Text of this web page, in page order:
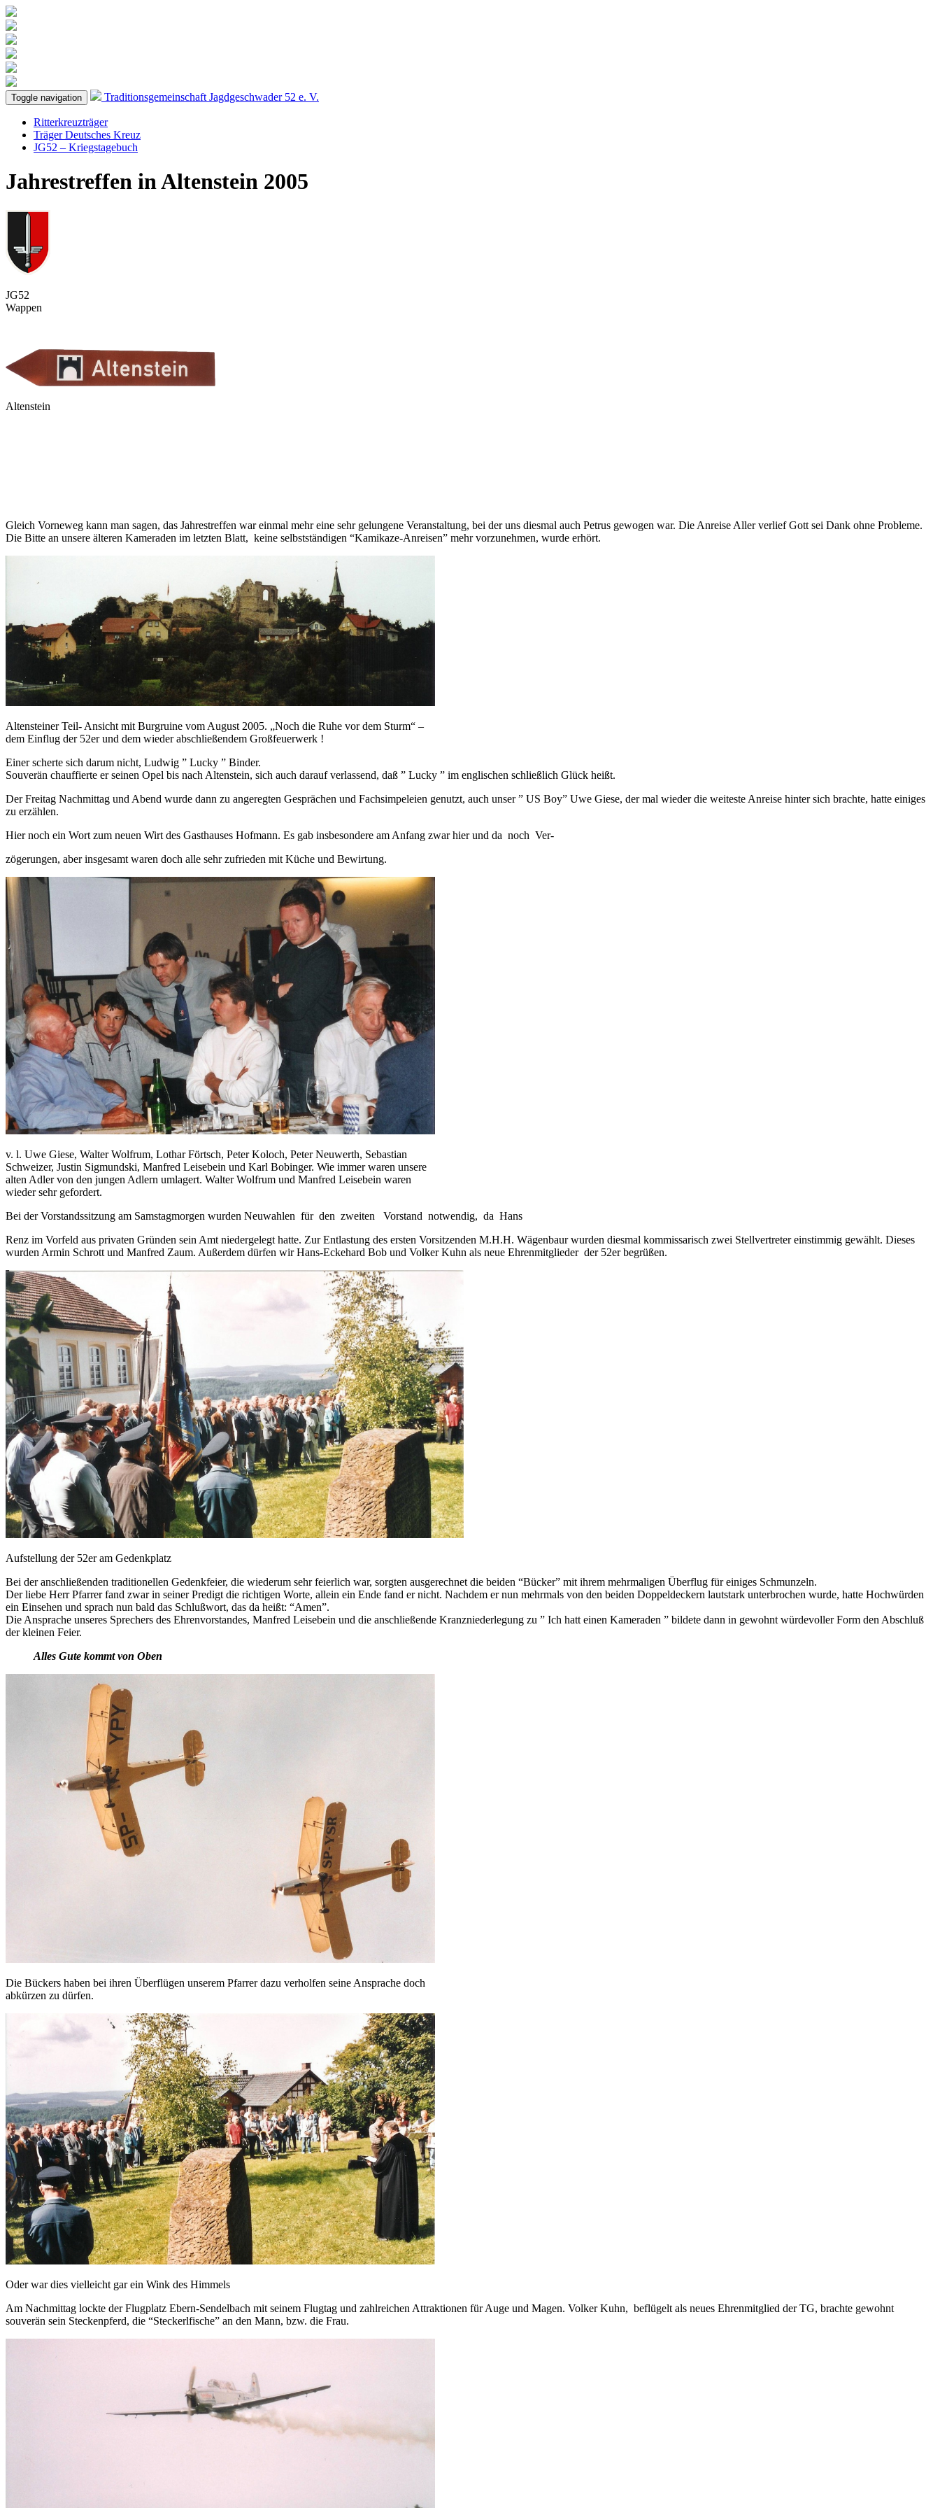
Toggle navigation Traditionsgemeinschaft Jagdgeschwader 52 e. V.
Ritterkreuzträger
Träger Deutsches Kreuz
JG52 – Kriegstagebuch
Jahrestreffen in Altenstein 2005
JG52
Wappen
Altenstein
Gleich Vorneweg kann man sagen, das Jahrestreffen war einmal mehr eine sehr gelungene Veranstaltung, bei der uns diesmal auch Petrus gewogen war. Die Anreise Aller verlief Gott sei Dank ohne Probleme.
Die Bitte an unsere älteren Kameraden im letzten Blatt, keine selbstständigen “Kamikaze-Anreisen” mehr vorzunehmen, wurde erhört.
Altensteiner Teil- Ansicht mit Burgruine vom August 2005. „Noch die Ruhe vor dem Sturm“ –
dem Einflug der 52er und dem wieder abschließendem Großfeuerwerk !
Einer scherte sich darum nicht, Ludwig ” Lucky ” Binder.
Souverän chauffierte er seinen Opel bis nach Altenstein, sich auch darauf verlassend, daß ” Lucky ” im englischen schließlich Glück heißt.
Der Freitag Nachmittag und Abend wurde dann zu angeregten Gesprächen und Fachsimpeleien genutzt, auch unser ” US Boy” Uwe Giese, der mal wieder die weiteste Anreise hinter sich brachte, hatte einiges
zu erzählen.
Hier noch ein Wort zum neuen Wirt des Gasthauses Hofmann. Es gab insbesondere am Anfang zwar hier und da noch Ver-
zögerungen, aber insgesamt waren doch alle sehr zufrieden mit Küche und Bewirtung.
v. l. Uwe Giese, Walter Wolfrum, Lothar Förtsch, Peter Koloch, Peter Neuwerth, Sebastian
Schweizer, Justin Sigmundski, Manfred Leisebein und Karl Bobinger. Wie immer waren unsere
alten Adler von den jungen Adlern umlagert. Walter Wolfrum und Manfred Leisebein waren
wieder sehr gefordert.
Bei der Vorstandssitzung am Samstagmorgen wurden Neuwahlen für den zweiten Vorstand notwendig, da Hans
Renz im Vorfeld aus privaten Gründen sein Amt niedergelegt hatte. Zur Entlastung des ersten Vorsitzenden M.H.H. Wägenbaur wurden diesmal kommissarisch zwei Stellvertreter einstimmig gewählt. Dieses
wurden Armin Schrott und Manfred Zaum. Außerdem dürfen wir Hans-Eckehard Bob und Volker Kuhn als neue Ehrenmitglieder der 52er begrüßen.
Aufstellung der 52er am Gedenkplatz
Bei der anschließenden traditionellen Gedenkfeier, die wiederum sehr feierlich war, sorgten ausgerechnet die beiden “Bücker” mit ihrem mehrmaligen Überflug für einiges Schmunzeln.
Der liebe Herr Pfarrer fand zwar in seiner Predigt die richtigen Worte, allein ein Ende fand er nicht. Nachdem er nun mehrmals von den beiden Doppeldeckern lautstark unterbrochen wurde, hatte Hochwürden
ein Einsehen und sprach nun bald das Schlußwort, das da heißt: “Amen”.
Die Ansprache unseres Sprechers des Ehrenvorstandes, Manfred Leisebein und die anschließende Kranzniederlegung zu ” Ich hatt einen Kameraden ” bildete dann in gewohnt würdevoller Form den Abschluß
der kleinen Feier.
Alles Gute kommt von Oben
Die Bückers haben bei ihren Überflügen unserem Pfarrer dazu verholfen seine Ansprache doch
abkürzen zu dürfen.
Oder war dies vielleicht gar ein Wink des Himmels
Am Nachmittag lockte der Flugplatz Ebern-Sendelbach mit seinem Flugtag und zahlreichen Attraktionen für Auge und Magen. Volker Kuhn, beflügelt als neues Ehrenmitglied der TG, brachte gewohnt
souverän sein Steckenpferd, die “Steckerlfische” an den Mann, bzw. die Frau.